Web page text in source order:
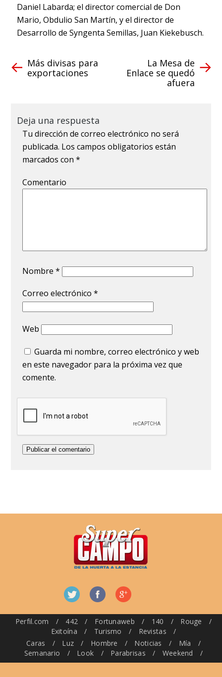
Daniel Labarda; el director comercial de Don
Mario, Obdulio San Martín, y el director de
Desarrollo de Syngenta Semillas, Juan Kiekebusch.
Más divisas para
exportaciones
La Mesa de
Enlace se quedó
afuera
Deja una respuesta
Tu dirección de correo electrónico no será
publicada. Los campos obligatorios están
marcados con*
Comentario
Nombre*
Correo electrónico*
Web
Guarda mi nombre, correo electrónico y web
en este navegador para la próxima vez que
comente.
Perfil.com / 442 / Fortunaweb / 140 / Rouge
/
Exitoína
/ Turismo / Revistas
/
Caras
/ Luz / Hombre / Noticias / Mía
/
Semanario
/ Look / Parabrisas / Weekend /